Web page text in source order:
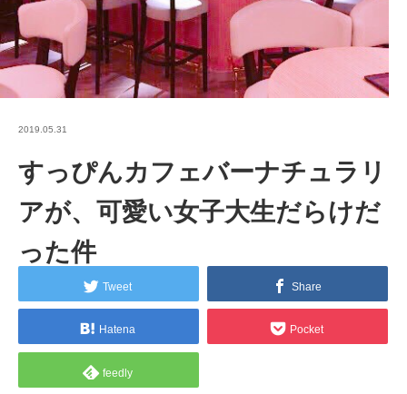
2019.05.31
すっぴんカフェバーナチュラリ
アが、可愛い女子大生だらけだ
った件
Tweet Share
Hatena Pocket
feedly